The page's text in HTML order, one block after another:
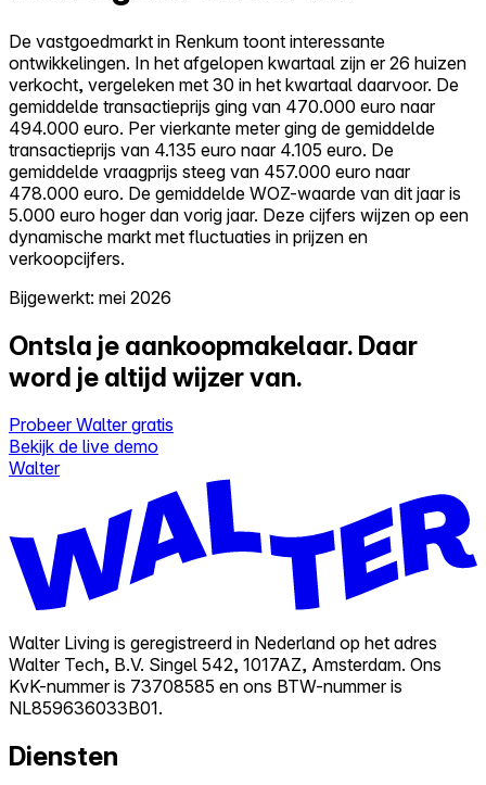
De vastgoedmarkt in Renkum toont interessante
ontwikkelingen. In het afgelopen kwartaal zijn er 26 huizen
verkocht, vergeleken met 30 in het kwartaal daarvoor. De
gemiddelde transactieprijs ging van 470.000 euro naar
494.000 euro. Per vierkante meter ging de gemiddelde
transactieprijs van 4.135 euro naar 4.105 euro. De
gemiddelde vraagprijs steeg van 457.000 euro naar
478.000 euro. De gemiddelde WOZ-waarde van dit jaar is
5.000 euro hoger dan vorig jaar. Deze cijfers wijzen op een
dynamische markt met fluctuaties in prijzen en
verkoopcijfers.
Bijgewerkt: mei 2026
Ontsla je aankoopmakelaar. Daar
word je altijd wijzer van.
Probeer Walter gratis
Bekijk de live demo
Walter
Walter Living is geregistreerd in Nederland op het adres
Walter Tech, B.V. Singel 542, 1017AZ, Amsterdam. Ons
KvK-nummer is 73708585 en ons BTW-nummer is
NL859636033B01.
Diensten